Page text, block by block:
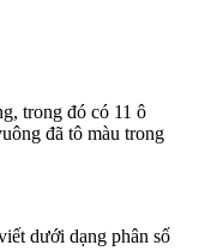
trong đó có 11 ô
đã tô màu trong
dưới dạng phân số